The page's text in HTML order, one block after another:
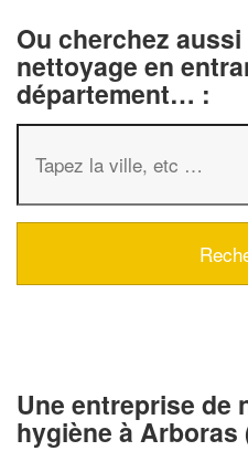
Ou cherchez
nettoyage en
département… :
Une entreprise de
hygiène à Arboras
vos marges
nouveaux